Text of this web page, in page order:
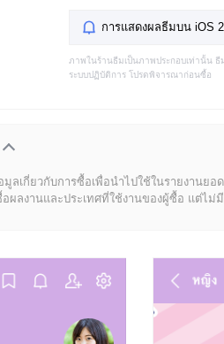
การแสดงผลธีมบน iOS
ภาพในร้านธีมเป็นภาพประกอบเท่านั้น ธี
ระบบปฏิบัติการ โปรดพิจารณาก่อนซื้อ
มูลเกี่ยวกับการซื้อเพื่อนำไปใช้ในรายงานยอ
ผลงานและประเทศที่ใช้งานของผู้ซื้อ แต่ไ